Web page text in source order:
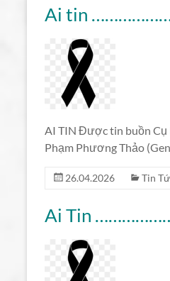
Ai tin
AI TIN Được tin buồn Cụ
Phạm Phương Thảo
26.04.2026 Tin
Ai Tin